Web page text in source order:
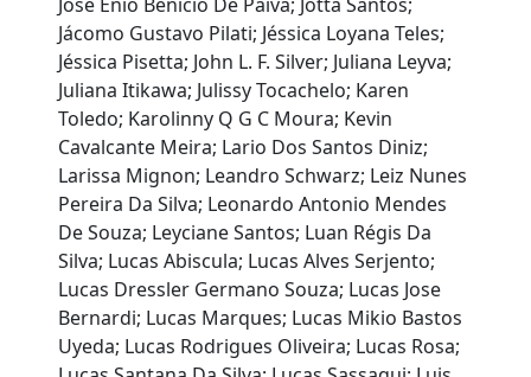
Jácomo Gustavo Pilati; Jéssica Loyana Teles;
Jéssica Pisetta; John L. F. Silver; Juliana Leyva;
Juliana Itikawa; Julissy Tocachelo; Karen
Toledo; Karolinny Q G C Moura; Kevin
Cavalcante Meira; Lario Dos Santos Diniz;
Larissa Mignon; Leandro Schwarz; Leiz Nunes
Pereira Da Silva; Leonardo Antonio Mendes
De Souza; Leyciane Santos; Luan Régis Da
Silva; Lucas Abiscula; Lucas Alves Serjento;
Lucas Dressler Germano Souza; Lucas Jose
Bernardi; Lucas Marques; Lucas Mikio Bastos
Uyeda; Lucas Rodrigues Oliveira; Lucas Rosa;